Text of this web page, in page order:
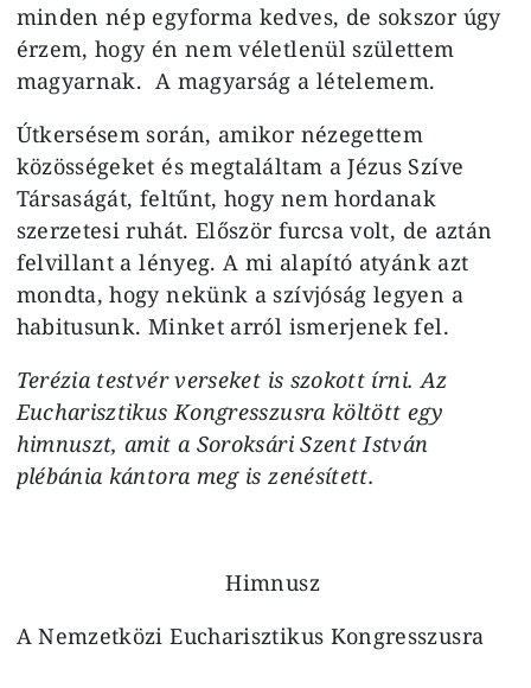
minden nép egyforma kedves, de sokszor úgy
érzem, hogy én nem véletlenül születtem
magyarnak. A magyarság a lételemem.
Útkersésem során, amikor nézegettem
közösségeket és megtaláltam a Jézus Szíve
Társaságát, feltűnt, hogy nem hordanak
szerzetesi ruhát. Először furcsa volt, de aztán
felvillant a lényeg. A mi alapító atyánk azt
mondta, hogy nekünk a szívjóság legyen a
habitusunk. Minket arról ismerjenek fel.
Terézia testvér verseket is szokott írni. Az
Eucharisztikus Kongresszusra költött egy
himnuszt, amit a Soroksári Szent István
plébánia kántora meg is zenésített.
Himnusz
A Nemzetközi Eucharisztikus Kongresszusra